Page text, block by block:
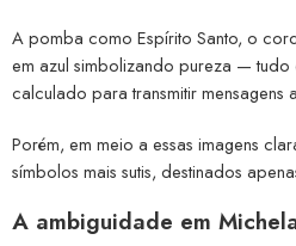
A pomba como Espírito Santo, o
em azul simbolizando pureza — tudo
calculado para transmitir mensagens
Porém, em meio a essas imagens
símbolos mais sutis, destinados
A ambiguidade em